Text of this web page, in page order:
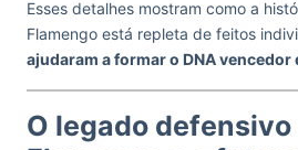
Esses detalhes mostram como a
Flamengo está repleta de feitos
ajudaram a formar o DNA vencedor
O legado defensivo